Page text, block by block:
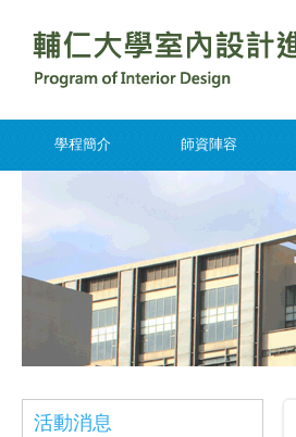
學程簡介 師資陣容
活動消息